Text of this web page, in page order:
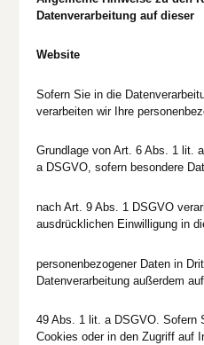
Datenverarbeitung auf dieser
Website
Sofern Sie in die
verarbeiten wir Ihre
Grundlage von Art. 6 Abs. 1 lit.
a DSGVO, sofern besondere
nach Art. 9 Abs. 1 DSGVO
ausdrücklichen Einwilligung in
personenbezogener Daten in
Datenverarbeitung außerdem
49 Abs. 1 lit. a DSGVO. Sofern
Cookies oder in den Zugriff auf